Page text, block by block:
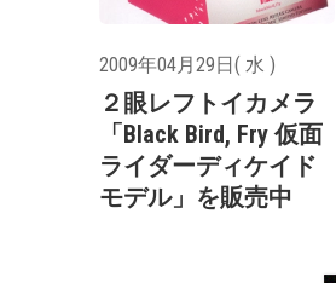
2009年04月29日( 水 )
２眼レフトイカメラ
「Black Bird, Fry 仮面
ライダーディケイド
モデル」を販売中